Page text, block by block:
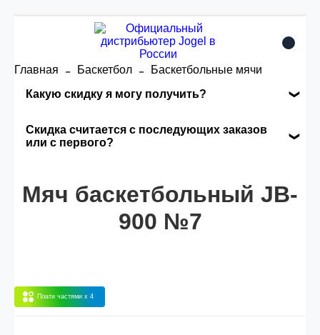
Главная Баскетбол
Баскетбольные мячи
Какую скидку я могу получить?
заказа, общая сумма заказа считается по
розничной цене
Скидка считается с последующих заказов
или с первого?
автоматически активизируется в корзине вашего
заказа.
Мяч баскетбольный JB-
900 №7
Плати частями x 4